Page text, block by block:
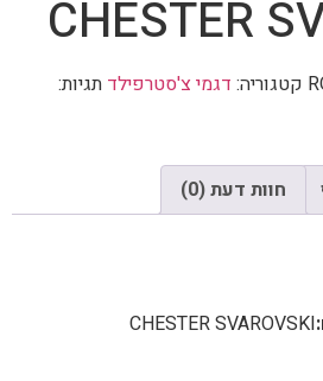
CHESTER
קטגוריה: דגמי צ'סטרפילד תגיות:
חוות דעת (0)
CHESTER SVAROVSKI